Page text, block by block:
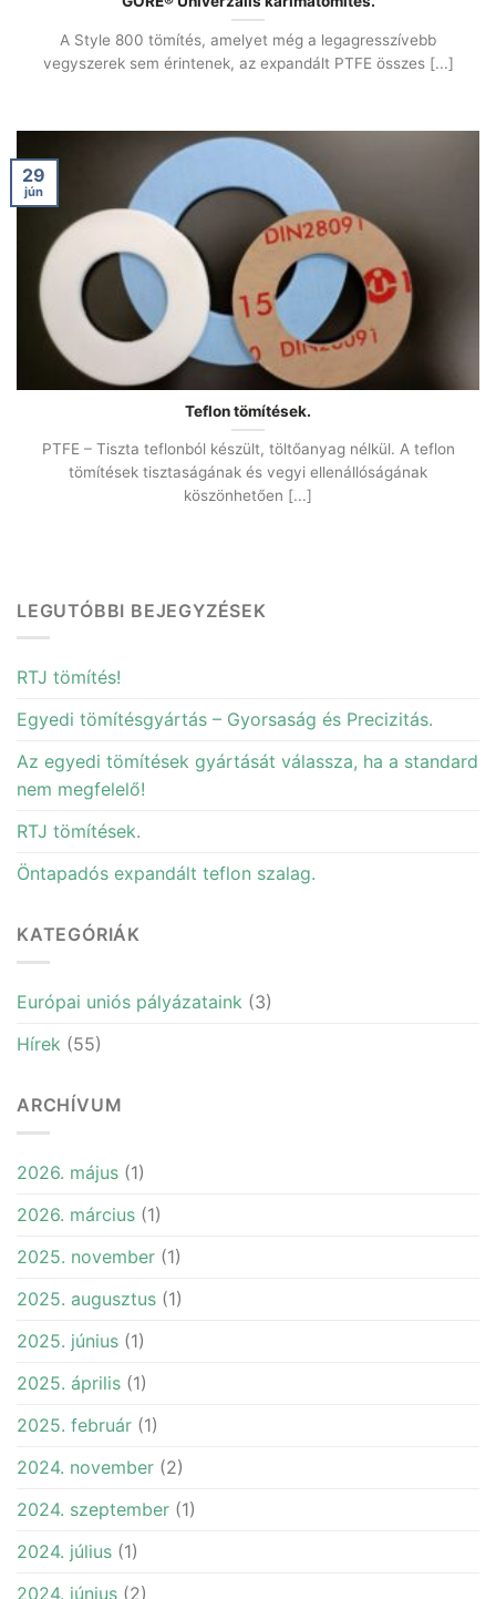
A Style 800 tömítés, amelyet még a legagresszívebb
vegyszerek sem érintenek, az expandált PTFE összes [...]
Teflon tömítések.
PTFE – Tiszta teflonból készült, töltőanyag nélkül. A teflon
tömítések tisztaságának és vegyi ellenállóságának
köszönhetően [...]
29
jún
LEGUTÓBBI BEJEGYZÉSEK
RTJ tömítés!
Egyedi tömítésgyártás – Gyorsaság és Precizitás.
Az egyedi tömítések gyártását válassza, ha a standard
nem megfelelő!
RTJ tömítések.
Öntapadós expandált teflon szalag.
KATEGÓRIÁK
Európai uniós pályázataink (3)
Hírek (55)
ARCHÍVUM
2026. május (1)
2026. március (1)
2025. november (1)
2025. augusztus (1)
2025. június (1)
2025. április (1)
2025. február (1)
2024. november (2)
2024. szeptember (1)
2024. július (1)
2024. június (2)